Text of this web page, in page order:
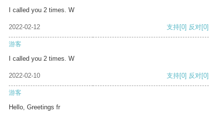
I called you 2 times. W
2022-02-12 支持[0] 反对[0]
游客
I called you 2 times. W
2022-02-10 支持[0] 反对[0]
游客
Hello, Greetings fr